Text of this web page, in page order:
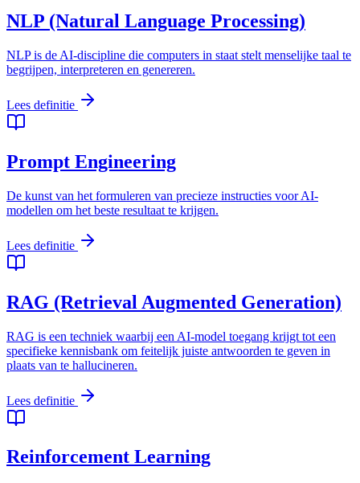
NLP (Natural Language Processing)
NLP is de AI-discipline die computers in staat stelt menselijke taal te
begrijpen, interpreteren en genereren.
Lees definitie
Prompt Engineering
De kunst van het formuleren van precieze instructies voor AI-
modellen om het beste resultaat te krijgen.
Lees definitie
RAG (Retrieval Augmented Generation)
RAG is een techniek waarbij een AI-model toegang krijgt tot een
specifieke kennisbank om feitelijk juiste antwoorden te geven in
plaats van te hallucineren.
Lees definitie
Reinforcement Learning